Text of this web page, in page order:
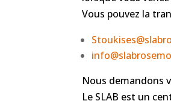
Vous pouvez la
Nous demandons
Le SLAB est un